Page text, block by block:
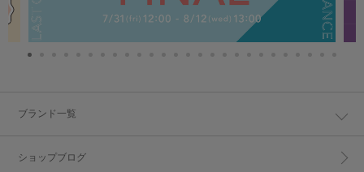
ブランド一覧
ショップブログ